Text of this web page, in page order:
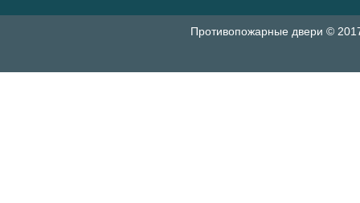
Противопожарные двери ©